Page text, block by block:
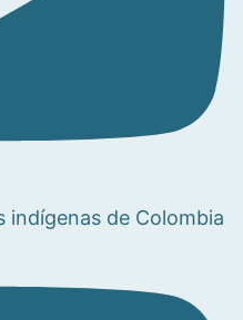
indígenas de Colombia